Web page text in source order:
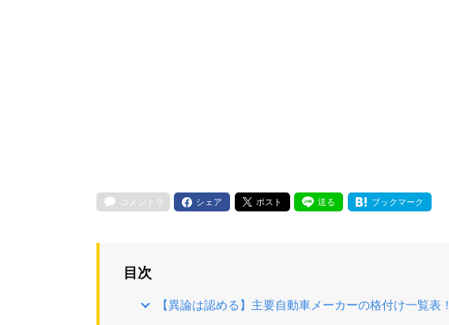
コメント 0 シェア ポスト 送る ブックマーク
目次
【異論は認める】主要自動車メーカーの格付け一覧表！